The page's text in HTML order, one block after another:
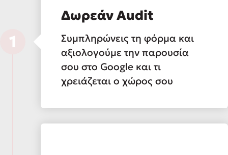
Δωρεάν Audit
Συμπληρώνεις τη φόρμα και
αξιολογούμε την παρουσία
σου στο Google και τι
χρειάζεται ο χώρος σου
1